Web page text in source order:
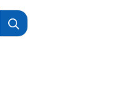
Search
for: